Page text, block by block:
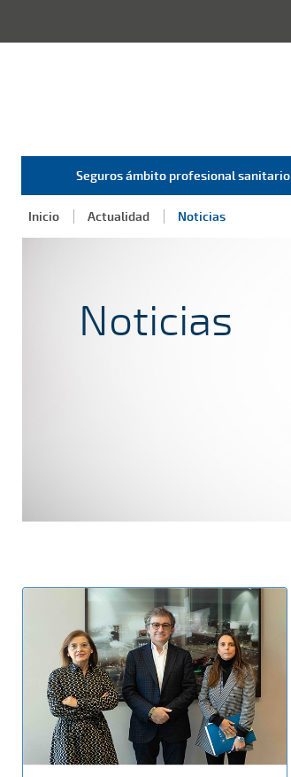
Seguros ámbito profesional sanitario
Inicio Actualidad Noticias
Noticias